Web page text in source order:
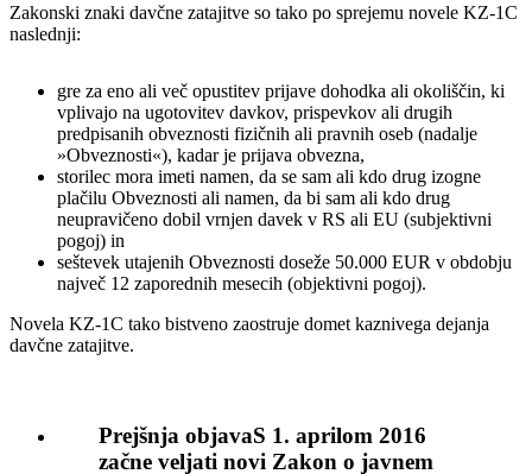
Zakonski znaki davčne zatajitve so tako po sprejemu novele KZ-1C
naslednji:
gre za eno ali več opustitev prijave dohodka ali okoliščin, ki
vplivajo na ugotovitev davkov, prispevkov ali drugih
predpisanih obveznosti fizičnih ali pravnih oseb (nadalje
»Obveznosti«), kadar je prijava obvezna,
storilec mora imeti namen, da se sam ali kdo drug izogne
plačilu Obveznosti ali namen, da bi sam ali kdo drug
neupravičeno dobil vrnjen davek v RS ali EU (subjektivni
pogoj) in
seštevek utajenih Obveznosti doseže 50.000 EUR v obdobju
največ 12 zaporednih mesecih (objektivni pogoj).
Novela KZ-1C tako bistveno zaostruje domet kaznivega dejanja
davčne zatajitve.
Prejšnja objavaS 1. aprilom 2016
začne veljati novi Zakon o javnem